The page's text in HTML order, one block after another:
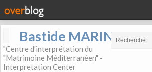
Bastide MARIN
"Centre d'interprétation du
"Matrimoine Méditerranéen" -
Interpretation Center